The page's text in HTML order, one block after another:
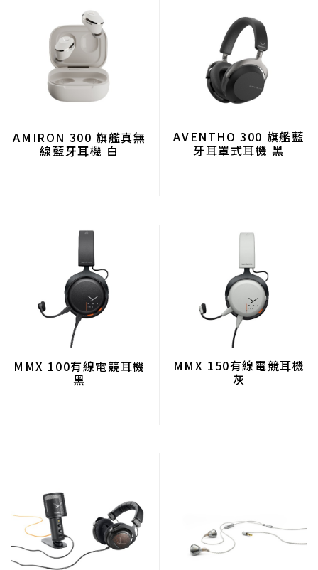
AMIRON 300 旗艦真無
線藍牙耳機 白
AVENTHO 300 旗艦藍
牙耳罩式耳機 黑
MMX 100有線電競耳機
黑
MMX 150有線電競耳機
灰